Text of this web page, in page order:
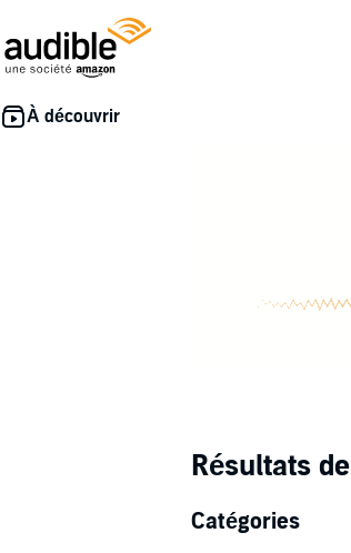
Résultats de
Catégories